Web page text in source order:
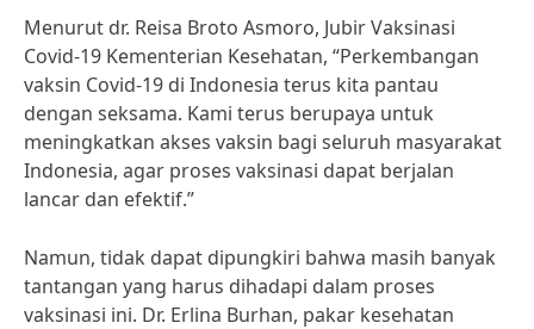
Menurut dr. Reisa Broto Asmoro, Jubir Vaksinasi
Covid-19 Kementerian Kesehatan, “Perkembangan
vaksin Covid-19 di Indonesia terus kita pantau
dengan seksama. Kami terus berupaya untuk
meningkatkan akses vaksin bagi seluruh masyarakat
Indonesia, agar proses vaksinasi dapat berjalan
lancar dan efektif.”
Namun, tidak dapat dipungkiri bahwa masih banyak
tantangan yang harus dihadapi dalam proses
vaksinasi ini. Dr. Erlina Burhan, pakar kesehatan